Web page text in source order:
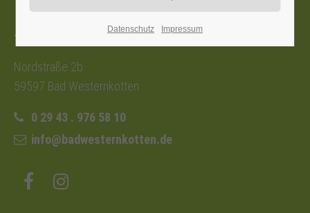
Tourist-Information
Nordstraße 2b
59597 Bad Westernkotten
0 29 43 . 976 58 10
info@badwesternkotten.de
Datenschutz Impressum